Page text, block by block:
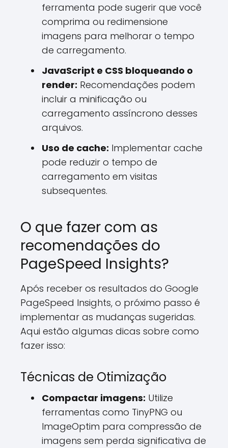
ferramenta pode sugerir que você
comprima ou redimensione
imagens para melhorar o tempo
de carregamento.
JavaScript e CSS bloqueando o
render: Recomendações podem
incluir a minificação ou
carregamento assíncrono desses
arquivos.
Uso de cache: Implementar cache
pode reduzir o tempo de
carregamento em visitas
subsequentes.
O que fazer com as
recomendações do
PageSpeed Insights?
Após receber os resultados do Google
PageSpeed Insights, o próximo passo é
implementar as mudanças sugeridas.
Aqui estão algumas dicas sobre como
fazer isso:
Técnicas de Otimização
Compactar imagens: Utilize
ferramentas como TinyPNG ou
ImageOptim para compressão de
imagens sem perda significativa de